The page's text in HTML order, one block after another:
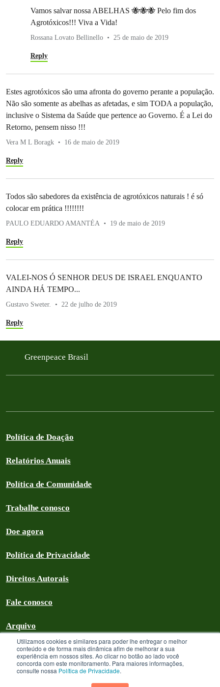
Utilizamos cookies e similares para poder lhe entregar o melhor
conteúdo e de forma mais dinâmica afim de melhorar a sua
experiência em nossos sites. Ao clicar no botão ao lado você
concorda com este monitoramento. Para maiores informações,
consulte nossa Política de Privacidade.
Vamos salvar nossa ABELHAS 🐝🐝🐝 Pelo fim dos
Agrotóxicos!!! Viva a Vida!
Rossana Lovato Bellinello 25 de maio de 2019
Reply
Estes agrotóxicos são uma afronta do governo perante a população.
Não são somente as abelhas as afetadas, e sim TODA a população,
inclusive o Sistema da Saúde que pertence ao Governo. É a Lei do
Retorno, pensem nisso !!!
Vera M L Boragk 16 de maio de 2019
Reply
Todos são sabedores da existência de agrotóxicos naturais ! é só
colocar em prática !!!!!!!!
PAULO EDUARDO AMANTÉA 19 de maio de 2019
Reply
VALEI-NOS Ó SENHOR DEUS DE ISRAEL ENQUANTO
AINDA HÁ TEMPO...
Gustavo Sweter. 22 de julho de 2019
Reply
Greenpeace Brasil
Política de Doação
Relatórios Anuais
Política de Comunidade
Trabalhe conosco
Doe agora
Política de Privacidade
Direitos Autorais
Fale conosco
Arquivo
Greenpeace Brasil 2026
sem fins lucrativos que goza de isenção com relação aos tributos federais